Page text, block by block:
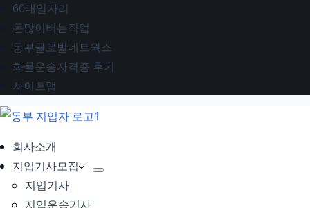
60대일자리
돈많이버는직업
동부글로벌네트웍스
화물운송자격증 후기
사이트맵
회사소개
지입기사모집
지입기사
지입운송기사